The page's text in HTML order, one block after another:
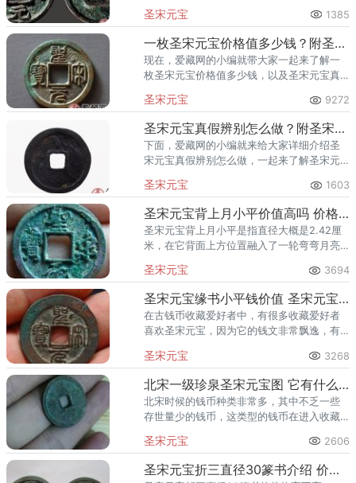
来介绍圣宋元宝收藏价值，以及圣宋元宝真
假鉴定。
圣宋元宝 1385
一枚圣宋元宝价格值多少钱？附圣宋元宝真假鉴定技巧
现在，爱藏网的小编就带大家一起来了解一
枚圣宋元宝价格值多少钱，以及圣宋元宝真
圣宋元宝 9272
圣宋元宝真假辨别怎么做？附圣宋元宝收藏价值
下面，爱藏网的小编就来给大家详细介绍圣
宋元宝真假辨别怎么做，一起来了解圣宋元
圣宋元宝 1603
圣宋元宝背上月小平价值高吗 价格具体多少
圣宋元宝背上月小平是指直径大概是2.42厘
米，在它背面上方位置融入了一轮弯弯月亮
下这一款古钱币藏品，说一说跟它价格相关
的资讯。
圣宋元宝 3694
圣宋元宝缘书小平钱价值 圣宋元宝有哪四个美
在古钱币收藏爱好者中，有很多收藏爱好者
喜欢圣宋元宝，因为它的钱文非常飘逸，有
一下圣宋元宝缘书小平钱。
圣宋元宝 3268
北宋一级珍泉圣宋元宝图 它有什么特点
北宋时候的钱币种类非常多，其中不乏一些
存世量少的钱币，这类型的钱币在进入收藏
多人都开始关注北宋一级珍泉圣宋元宝的情
况，那么，北宋一级珍泉圣宋元
圣宋元宝 2606
圣宋元宝折三直径30篆书介绍 价格高不高